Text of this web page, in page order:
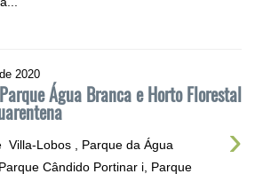
2020
Água Branca e Horto Florestal
›
Villa-Lobos , Parque da Água
Cândido Portinar i, Parque